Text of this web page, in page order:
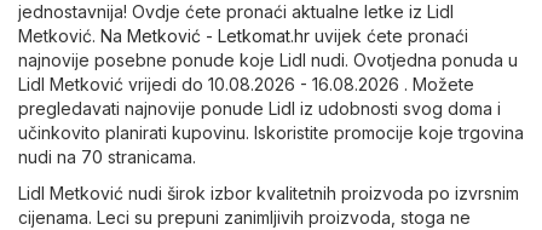
jednostavnija! Ovdje ćete pronaći aktualne letke iz Lidl
Metković. Na Metković - Letkomat.hr uvijek ćete pronaći
najnovije posebne ponude koje Lidl nudi. Ovotjedna ponuda u
Lidl Metković vrijedi do 10.08.2026 - 16.08.2026 . Možete
pregledavati najnovije ponude Lidl iz udobnosti svog doma i
učinkovito planirati kupovinu. Iskoristite promocije koje trgovina
nudi na 70 stranicama.
Lidl Metković nudi širok izbor kvalitetnih proizvoda po izvrsnim
cijenama. Leci su prepuni zanimljivih proizvoda, stoga ne